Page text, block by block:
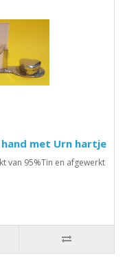
met Urn hartje
van 95%Tin en afgewerkt